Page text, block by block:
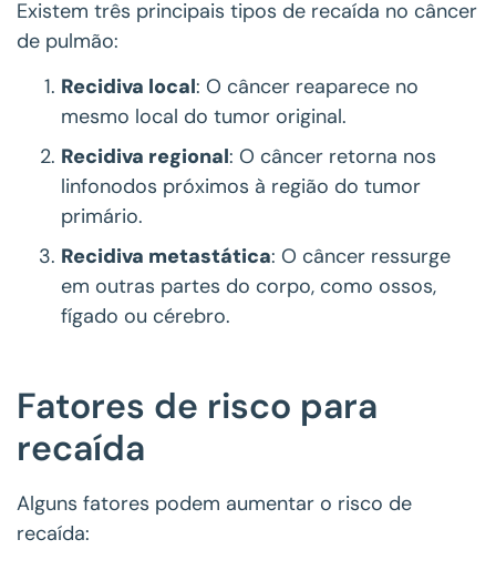
Existem três principais tipos de recaída no câncer
de pulmão:
Recidiva local: O câncer reaparece no
mesmo local do tumor original.
Recidiva regional: O câncer retorna nos
linfonodos próximos à região do tumor
primário.
Recidiva metastática: O câncer ressurge
em outras partes do corpo, como ossos,
fígado ou cérebro.
Fatores de risco para
recaída
Alguns fatores podem aumentar o risco de
recaída: